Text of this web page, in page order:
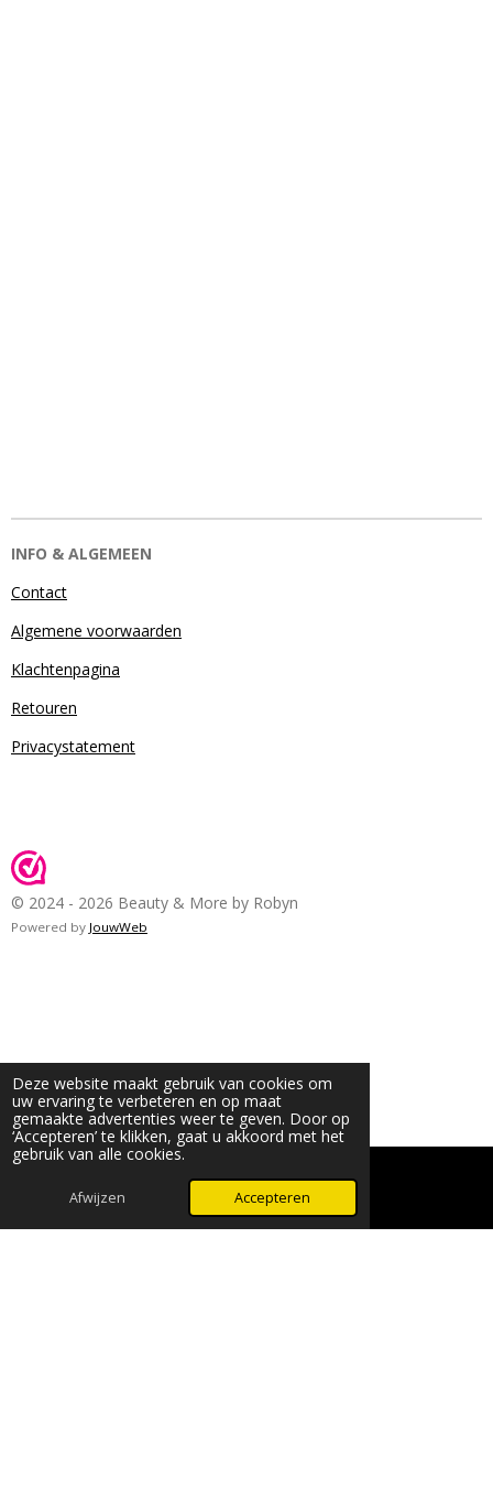
Deze website maakt gebruik van cookies om
uw ervaring te verbeteren en op maat
gemaakte advertenties weer te geven. Door op
‘Accepteren’ te klikken, gaat u akkoord met het
gebruik van alle cookies.
Afwijzen Accepteren
INFO & ALGEMEEN
Contact
Algemene voorwaarden
Klachtenpagina
Retouren
Privacystatement
© 2024 - 2026 Beauty & More by Robyn
Powered by JouwWeb
WhatsApp